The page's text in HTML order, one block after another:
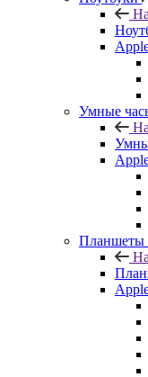
Умные
Планшеты